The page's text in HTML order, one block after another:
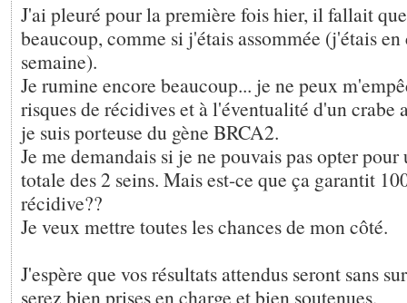
J'ai pleuré pour la première fois hier, il fallait
beaucoup, comme si j'étais assommée (j'étais
semaine).
Je rumine encore beaucoup... je ne peux
risques de récidives et à l'éventualité d'un crabe
je suis porteuse du gène BRCA2.
Je me demandais si je ne pouvais pas opter
totale des 2 seins. Mais est-ce que ça garantit
récidive??
Je veux mettre toutes les chances de mon côté.
J'espère que vos résultats attendus seront sans
serez bien prises en charge et bien soutenues.